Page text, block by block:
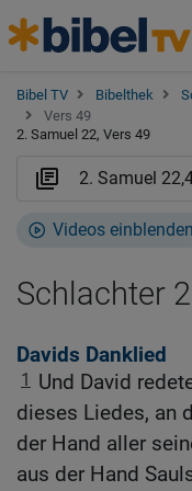
Bibel TV Bibelthek
Vers 49
2. Samuel 22, Vers 49
Videos einblenden
Schlachter
Davids Danklied
1
Und David
dieses Liedes, an
der Hand aller
aus der Hand